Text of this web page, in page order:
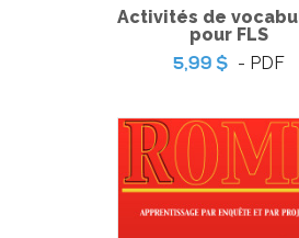
Activités de
pour FLS
5,99 $ - PDF